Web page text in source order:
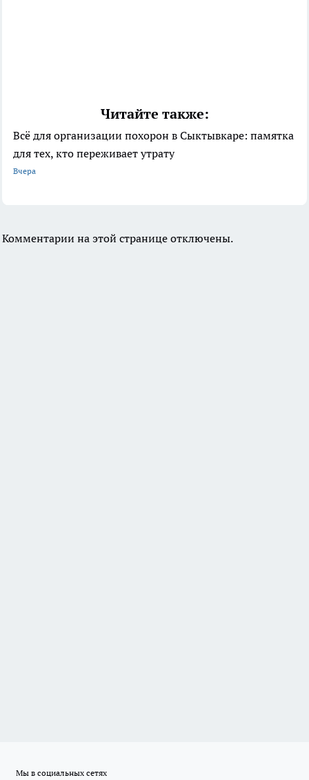
Читайте также:
Всё для организации похорон в Сыктывкаре: памятка
для тех, кто переживает утрату
Вчера
Комментарии на этой странице отключены.
Мы в социальных сетях